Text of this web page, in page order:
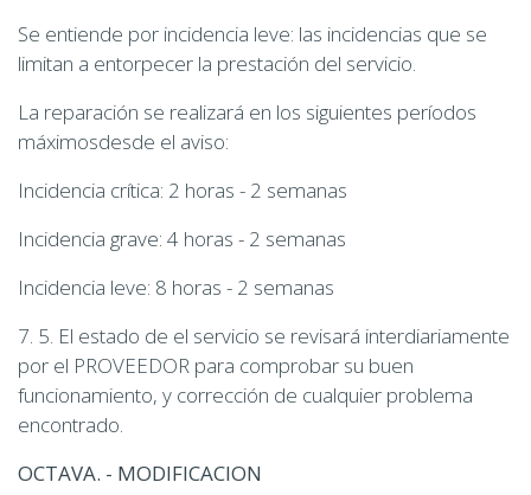
Se entiende por incidencia leve: las incidencias que se
limitan a entorpecer la prestación del servicio.
La reparación se realizará en los siguientes períodos
máximosdesde el aviso:
Incidencia crítica: 2 horas - 2 semanas
Incidencia grave: 4 horas - 2 semanas
Incidencia leve: 8 horas - 2 semanas
7. 5. El estado de el servicio se revisará interdiariamente
por el PROVEEDOR para comprobar su buen
funcionamiento, y corrección de cualquier problema
encontrado.
OCTAVA. - MODIFICACION